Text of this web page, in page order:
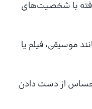
با شخصیت‌های
موسیقی، فیلم یا
از دست دادن